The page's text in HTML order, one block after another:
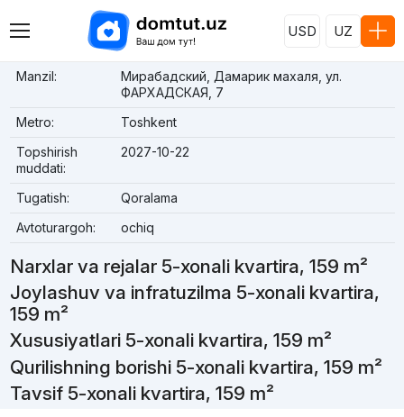
USD UZ
Manzil:
Мирабадский, Дамарик махаля, ул.
ФАРХАДСКАЯ, 7
Metro:
Toshkent
Topshirish
muddati:
2027-10-22
Tugatish:
Qoralama
Avtoturargoh:
ochiq
Narxlar va rejalar 5-xonali kvartira, 159 m²
Joylashuv va infratuzilma 5-xonali kvartira,
159 m²
Xususiyatlari 5-xonali kvartira, 159 m²
Qurilishning borishi 5-xonali kvartira, 159 m²
Tavsif 5-xonali kvartira, 159 m²